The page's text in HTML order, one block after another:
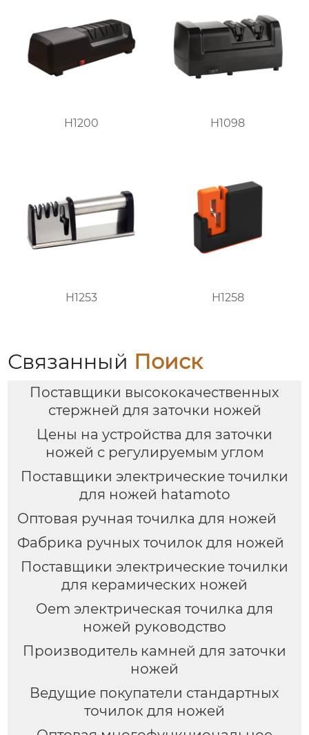
H1200 H1098
H1253 H1258
Связанный Поиск
Поставщики высококачественных
стержней для заточки ножей
Цены на устройства для заточки
ножей с регулируемым углом
Поставщики электрические точилки
для ножей hatamoto
Оптовая ручная точилка для ножей
Фабрика ручных точилок для ножей
Поставщики электрические точилки
для керамических ножей
Oem электрическая точилка для
ножей руководство
Производитель камней для заточки
ножей
Ведущие покупатели стандартных
точилок для ножей